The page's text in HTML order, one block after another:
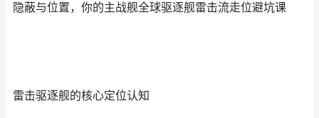
隐蔽与位置，你的主战舰全球驱逐舰雷击流走位避坑课
雷击驱逐舰的核心定位认知